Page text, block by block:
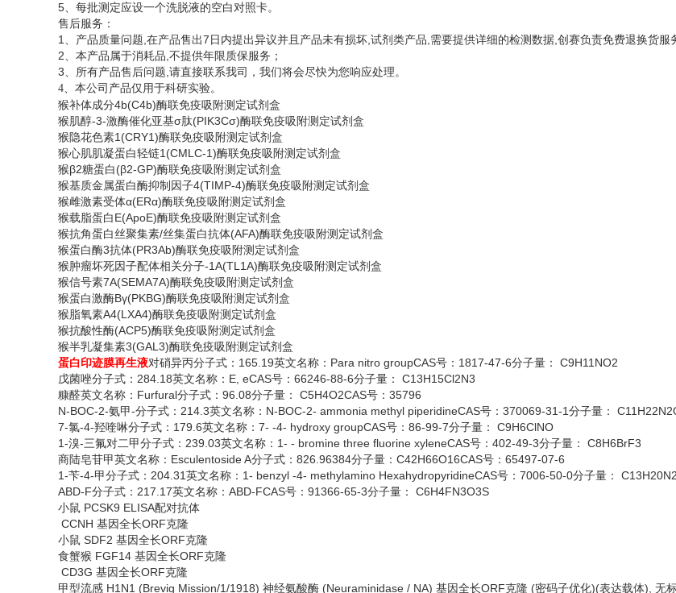
5、每批测定应设一个洗脱液的空白对照卡。
售后服务：
1、产品质量问题,在产品售出7日内提出异议并且产品未有损坏,试剂类产品,需要提供详细的检测数据,创赛负责免费退换货服
2、本产品属于消耗品,不提供年限质保服务；
3、所有产品售后问题,请直接联系我司，我们将会尽快为您响应处理。
4 本公司产品仅用于科研实验。
猴补体成分4b(C4b)酶联免疫吸附测定试剂盒
猴肌醇-3-激酶催化亚基σ肽(PIK3Cσ)酶联免疫吸附测定试剂盒
猴隐花色素1(CRY1)酶联免疫吸附测定试剂盒
猴心肌肌凝蛋白轻链1(CMLC-1)酶联免疫吸附测定试剂盒
猴β2糖蛋白(β2-GP)酶联免疫吸附测定试剂盒
猴基质金属蛋白酶抑制因子4(TIMP-4)酶联免疫吸附测定试剂盒
猴雌激素受体α(ERα)酶联免疫吸附测定试剂盒
猴载脂蛋白E(ApoE)酶联免疫吸附测定试剂盒
猴抗角蛋白丝聚集素/丝集蛋白抗体(AFA)酶联免疫吸附测定试剂盒
猴蛋白酶3抗体(PR3Ab)酶联免疫吸附测定试剂盒
猴肿瘤坏死因子配体相关分子-1A(TL1A)酶联免疫吸附测定试剂盒
猴信号素7A(SEMA7A)酶联免疫吸附测定试剂盒
猴蛋白激酶Bγ(PKBG)酶联免疫吸附测定试剂盒
猴脂氧素A4(LXA4)酶联免疫吸附测定试剂盒
猴抗酸性酶(ACP5)酶联免疫吸附测定试剂盒
猴半乳凝集素3(GAL3)酶联免疫吸附测定试剂盒
蛋白印迹膜再生液对硝异丙分子式： 165.19英文名称：Para nitro groupCAS号：1817-47-6分子量： C9H11NO2
戊菌唑分子式： 284.18英文名称：E, eCAS号：66246-88-6分子量： C13H15Cl2N3
糠醛英文名称： Furfural分子式：96.08分子量： C5H4O2CAS号：35796
N-BOC-2-氨甲-分子式：214.3英文名称：N-BOC-2- ammonia methyl piperidineCAS号：370069-31-1分子量：
7-氯-4-羟喹啉分子式：179.6英文名称：7- -4- hydroxy groupCAS号：86-99-7分子量： C9H6ClNO
1-溴-三氟对二甲分子式：239.03英文名称：1- - bromine three fluorine xyleneCAS号：402-49-3分子量： C8H6BrF3
商陆皂苷甲英文名称： Esculentoside A分子式：826.96384分子量：C42H66O16CAS号：65497-07-6
1-苄-4-甲分子式：204.31英文名称：1- benzyl -4- methylamino HexahydropyridineCAS号：7006-50-0分子量： C13H20N2
ABD-F分子式：217.17英文名称：ABD-FCAS号：91366-65-3分子量： C6H4FN3O3S
小鼠 PCSK9 ELISA配对抗体
CCNH 基因全长ORF克隆
小鼠 SDF2 基因全长ORF克隆
食蟹猴 FGF14 基因全长ORF克隆
CD3G 基因全长ORF克隆
甲型流感 H1N1 (Brevig Mission/1/1918) 神经氨酸酶 (Neuraminidase / NA) 基因全长ORF克隆 (密码子优化)(表达载体), 无